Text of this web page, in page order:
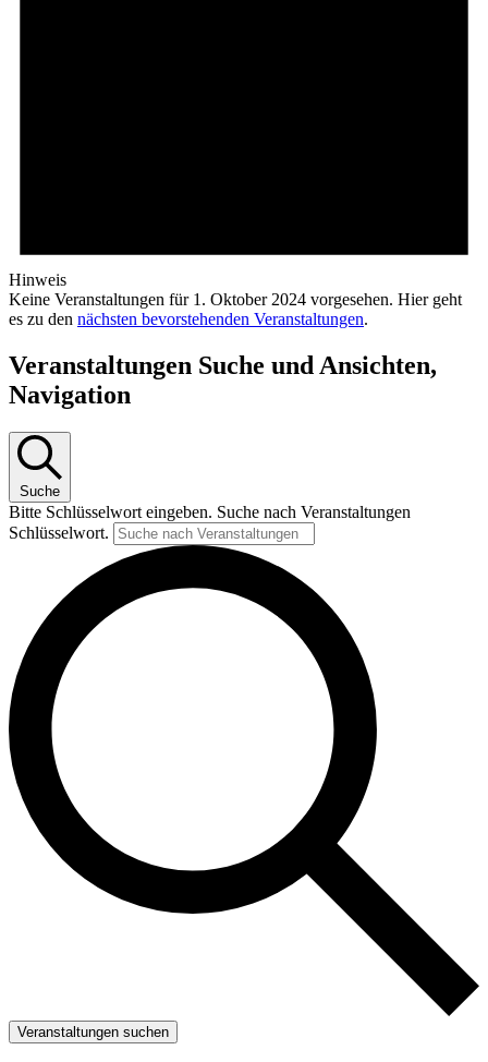
Hinweis
Keine Veranstaltungen für 1. Oktober 2024 vorgesehen. Hier geht
es zu den nächsten bevorstehenden Veranstaltungen.
Veranstaltungen Suche und Ansichten,
Navigation
Suche
Bitte Schlüsselwort eingeben. Suche nach Veranstaltungen
Schlüsselwort.
Veranstaltungen suchen